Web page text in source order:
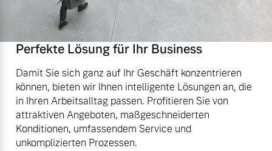
Perfekte Lösung für Ihr Business
Damit Sie sich ganz auf Ihr Geschäft konzentrieren
können, bieten wir Ihnen intelligente Lösungen an, die
in Ihren Arbeitsalltag passen. Profitieren Sie von
attraktiven Angeboten, maßgeschneiderten
Konditionen, umfassendem Service und
unkomplizierten Prozessen.